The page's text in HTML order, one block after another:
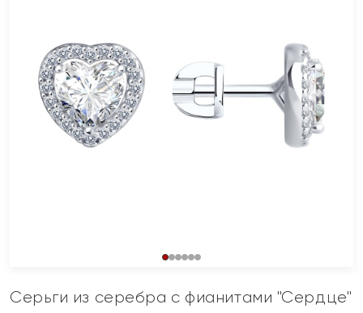
Серьги из серебра с фианитами "Сердце"